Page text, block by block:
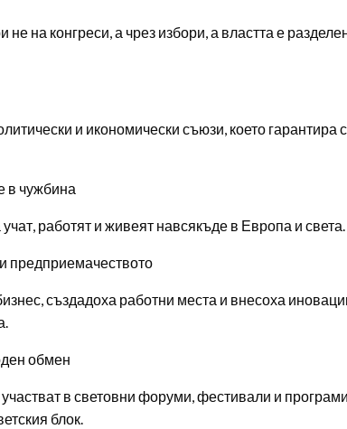
не на конгреси, а чрез избори, а властта е
и икономически съюзи, което гарантира
в чужбина
работят и живеят навсякъде в Европа и света.
предприемачеството
създадоха работни места и внесоха
обмен
в световни форуми, фестивали и
блок.